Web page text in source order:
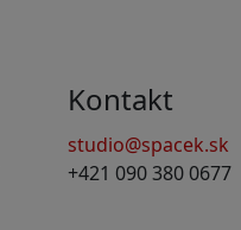
Kontakt
studio@spacek.sk
+421 090 380 0677